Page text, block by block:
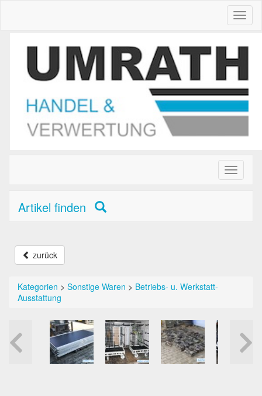
Toggle
primary
Artikel finden
zurück
Kategorien > Sonstige Waren > Betriebs- u. Werkstatt-
Ausstattung